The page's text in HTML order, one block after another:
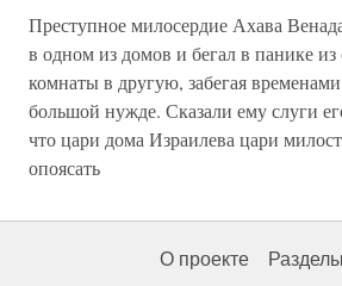
Преступное милосердие Ахава
в одном из домов и бегал в панике
комнаты в другую, забегая
большой нужде. Сказали ему слуги
что цари дома Израилева цари
опоясать
О проекте Разделы